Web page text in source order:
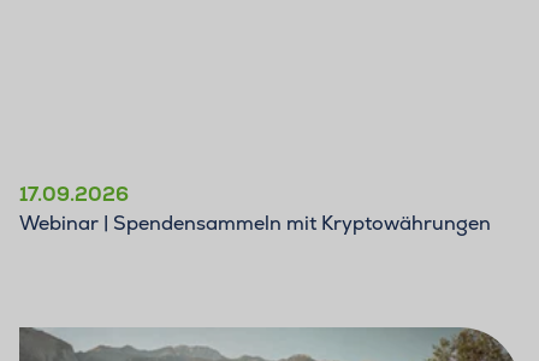
17.09.2026
Webinar | Spendensammeln mit Kryptowährungen